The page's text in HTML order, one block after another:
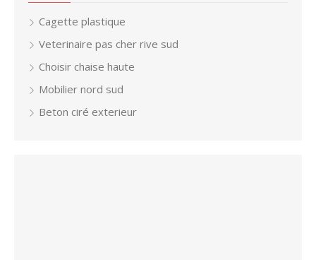
Cagette plastique
Veterinaire pas cher rive sud
Choisir chaise haute
Mobilier nord sud
Beton ciré exterieur